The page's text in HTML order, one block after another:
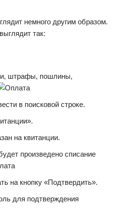
немного другим образом.
так:
штрафы, пошлины,
в поисковой строке.
на квитанции.
произведено списание
на кнопку «Подтвердить».
для подтверждения